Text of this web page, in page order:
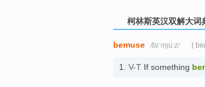
柯林斯英汉双解大词
bemuse /bɪˈmjuːz/ (
1. V-T If something